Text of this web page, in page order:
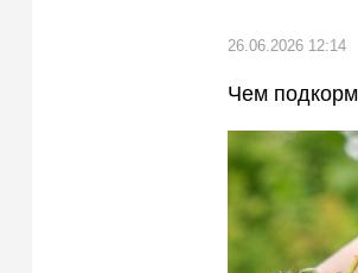
26.06.2026 12:14
Чем